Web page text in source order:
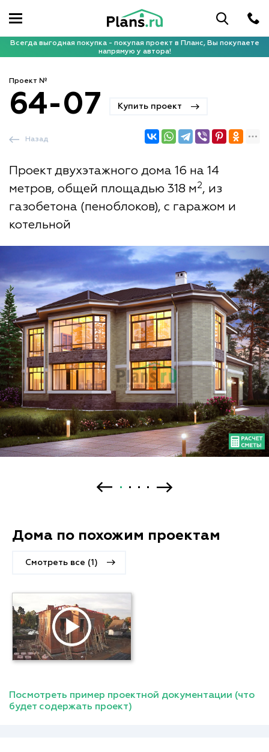
Всегда выгодная покупка - покупая проект в Планс, Вы покупаете
напрямую у автора!
Проект №
64-07 Купить проект
Проект двухэтажного дома 16 на 14
метров, общей площадью 318 м2, из
газобетона (пеноблоков), с гаражом и
котельной
Назад
Дома по похожим проектам
Смотреть все (1)
Посмотреть пример проектной документации (что
будет содержать проект)